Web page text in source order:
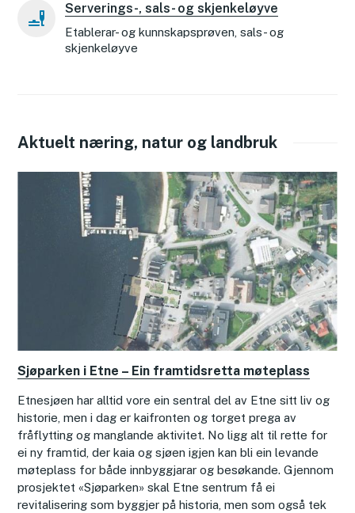
Serverings-, sals- og skjenkeløyve
Etablerar- og kunnskapsprøven, sals- og
skjenkeløyve
Aktuelt næring, natur og landbruk
Sjøparken i Etne – Ein framtidsretta møteplass
Etnesjøen har alltid vore ein sentral del av Etne sitt liv og
historie, men i dag er kaifronten og torget prega av
fråflytting og manglande aktivitet. No ligg alt til rette for
ei ny framtid, der kaia og sjøen igjen kan bli ein levande
møteplass for både innbyggjarar og besøkande. Gjennom
prosjektet «Sjøparken» skal Etne sentrum få ei
revitalisering som byggjer på historia, men som også tek